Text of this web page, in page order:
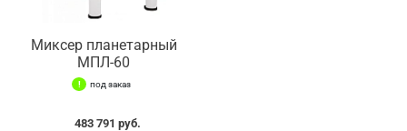
Миксер планетарный
МПЛ-60
под заказ
483 791 руб.